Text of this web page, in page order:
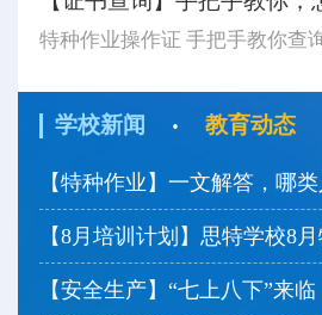
学校新闻 · 教育动态